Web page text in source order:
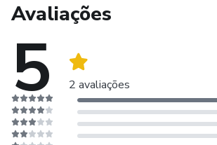
Avaliações
5 2 avaliações